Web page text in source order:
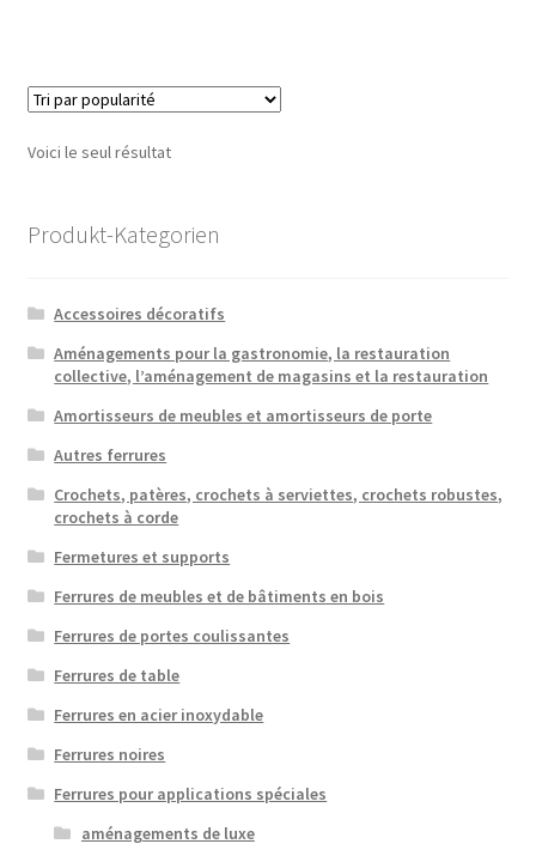
Voici le seul résultat
Produkt-Kategorien
Accessoires décoratifs
Aménagements pour la gastronomie, la restauration
collective, l’aménagement de magasins et la restauration
Amortisseurs de meubles et amortisseurs de porte
Autres ferrures
Crochets, patères, crochets à serviettes, crochets robustes,
crochets à corde
Fermetures et supports
Ferrures de meubles et de bâtiments en bois
Ferrures de portes coulissantes
Ferrures de table
Ferrures en acier inoxydable
Ferrures noires
Ferrures pour applications spéciales
aménagements de luxe